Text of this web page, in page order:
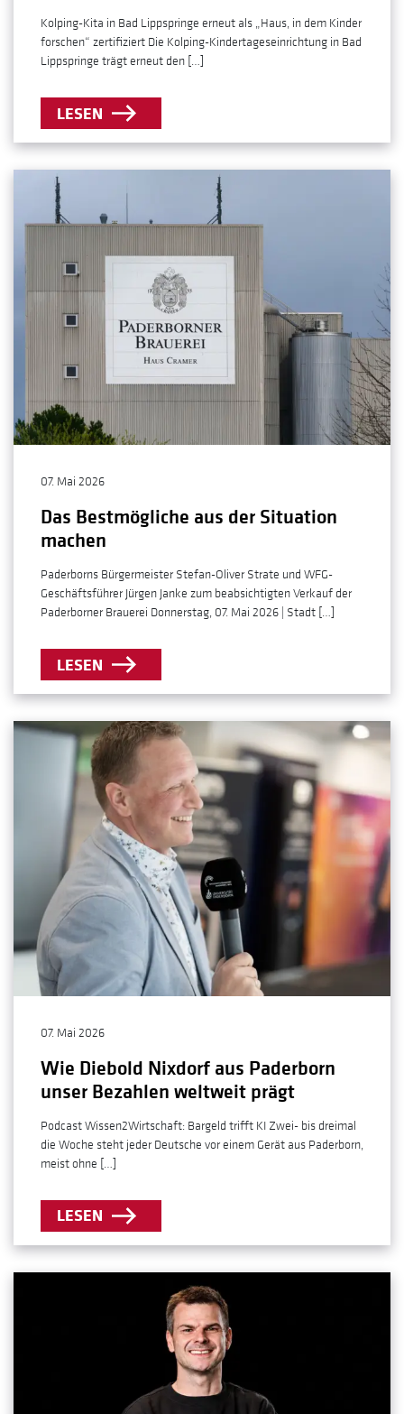
Kolping-Kita in Bad Lippspringe erneut als „Haus, in dem Kinder
forschen“ zertifiziert Die Kolping-Kindertageseinrichtung in Bad
Lippspringe trägt erneut den […]
LESEN
07. Mai 2026
Das Bestmögliche aus der Situation
machen
Paderborns Bürgermeister Stefan-Oliver Strate und WFG-
Geschäftsführer Jürgen Janke zum beabsichtigten Verkauf der
Paderborner Brauerei Donnerstag, 07. Mai 2026 | Stadt […]
LESEN
07. Mai 2026
Wie Diebold Nixdorf aus Paderborn
unser Bezahlen weltweit prägt
Podcast Wissen2Wirtschaft: Bargeld trifft KI Zwei- bis dreimal
die Woche steht jeder Deutsche vor einem Gerät aus Paderborn,
meist ohne […]
LESEN